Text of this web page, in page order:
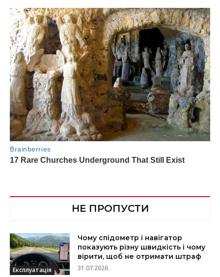
НЕ ПРОПУСТИ
Експлуатація
Чому спідометр і навігатор
показують різну швидкість і чому
вірити, щоб не отримати штраф
31.07.2026